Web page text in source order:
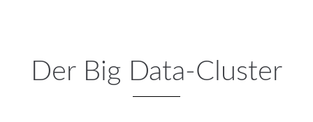
Der Big Data-Cluster